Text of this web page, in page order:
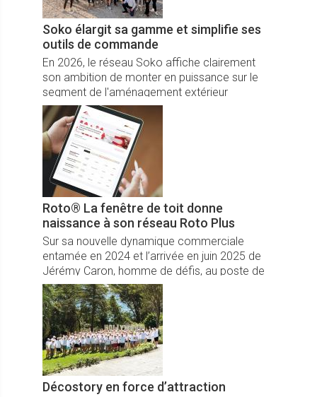
Soko élargit sa gamme et simplifie ses
outils de commande
En 2026, le réseau Soko affiche clairement
son ambition de monter en puissance sur le
segment de l'aménagement extérieur
premium.
Roto® La fenêtre de toit donne
naissance à son réseau Roto Plus
Sur sa nouvelle dynamique commerciale
entamée en 2024 et l’arrivée en juin 2025 de
Jérémy Caron, homme de défis, au poste de
directeur général France, la division fenêtre de
toit de Roto® annonce le lancement...
Décostory en force d’attraction